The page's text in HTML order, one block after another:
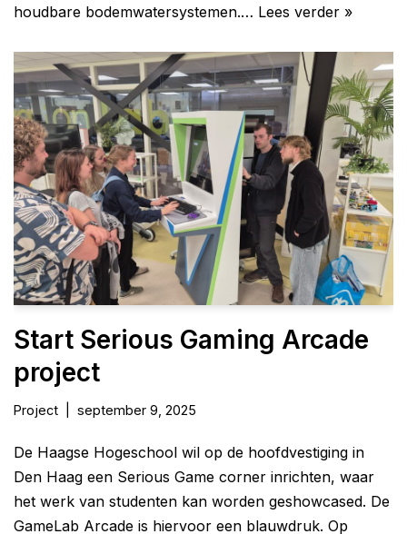
houdbare bodemwatersystemen.… Lees verder »
Start Serious Gaming Arcade
project
Project september 9, 2025
De Haagse Hogeschool wil op de hoofdvestiging in
Den Haag een Serious Game corner inrichten, waar
het werk van studenten kan worden geshowcased. De
GameLab Arcade is hiervoor een blauwdruk. Op